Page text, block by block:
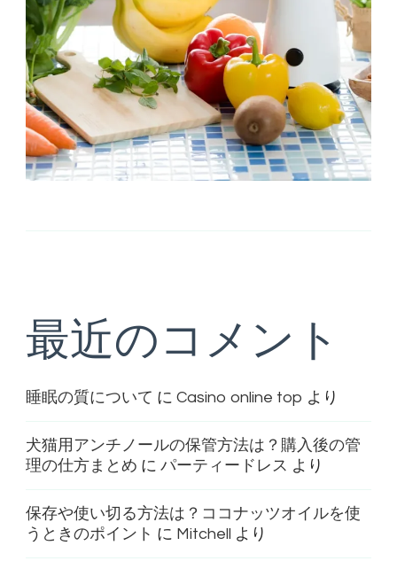
最近のコメント
睡眠の質について に Casino online top より
犬猫用アンチノールの保管方法は？購入後の管
理の仕方まとめ に パーティードレス より
保存や使い切る方法は？ココナッツオイルを使
うときのポイント に Mitchell より